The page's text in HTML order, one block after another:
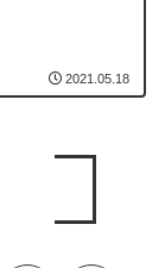
2021.05.18